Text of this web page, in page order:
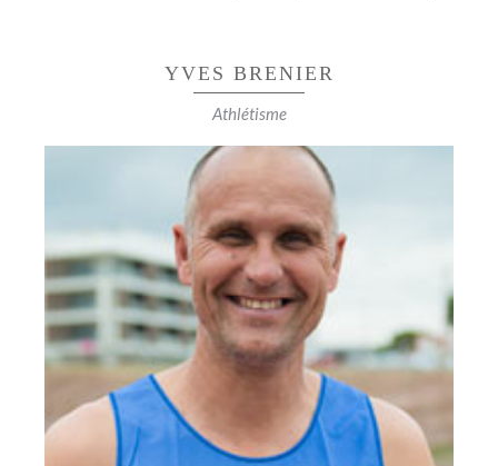
YVES BRENIER
Athlétisme
6 SÉLECTIONS EN ÉQUIPE DE FRANCE
D'ATHLÉTISME
Participation au championnat du monde en salle
sur 3000m (7’53 ») et Championnat d’Europe en
Salle sur la même distance.
Ses records perso [3’39 » au 1500m – 2’21 » au
1000m – 8’34 » au 3000m steeple – 13’49 » au
5000m]